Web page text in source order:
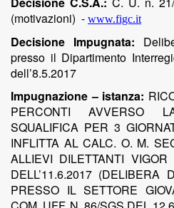
(motivazioni) - www.figc.it
Decisione Impugnata:
presso il Dipartimento
dell’8.5.2017
Impugnazione – istanza:
PERCONTI AVVERSO
SQUALIFICA PER 3
INFLITTA AL CALC. O. M.
ALLIEVI DILETTANTI VIGOR
DELL’11.6.2017 (DELIBERA
PRESSO IL SETTORE